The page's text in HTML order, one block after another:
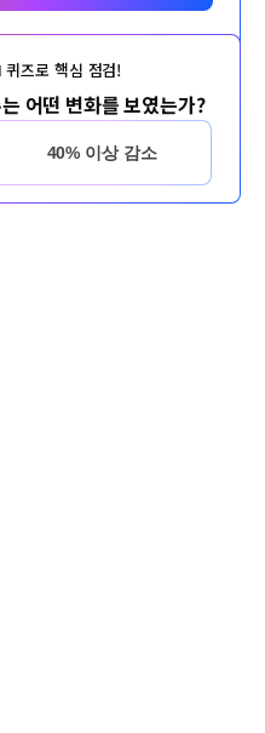
퀴즈로 핵심 점검!
어떤 변화를 보였는가?
40% 이상 감소